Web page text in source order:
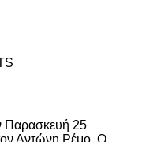
Παρασκευή 25
Αντώνη Ρέμο. Ο